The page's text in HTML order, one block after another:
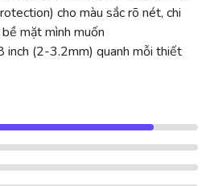
cho màu sắc rõ nét, chi
mặt mình muốn
(2-3.2mm) quanh mỗi thiết